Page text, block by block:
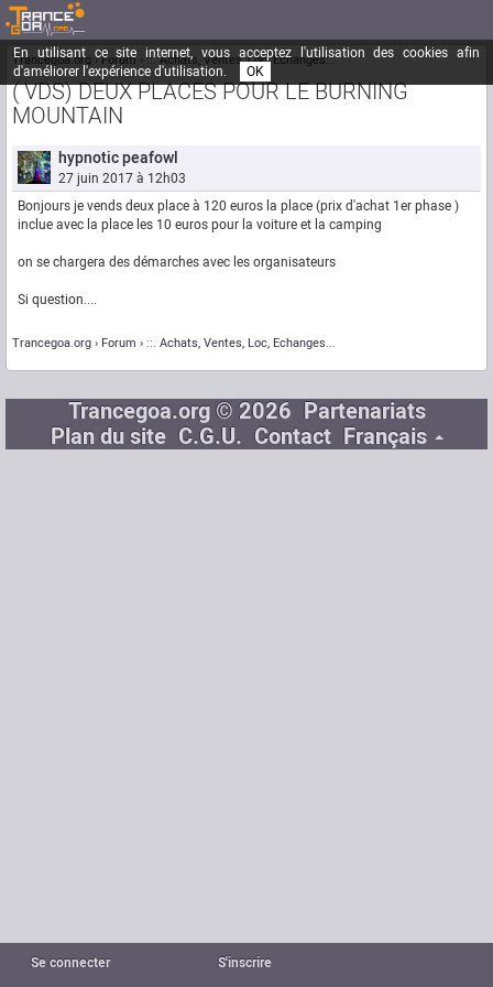
En utilisant ce site internet, vous acceptez l'utilisation des cookies afin
d'améliorer l'expérience d'utilisation.
OK
Se connecter S'inscrire
Trancegoa.org Forum ::. Achats, Ventes, Loc, Echanges...
( VDS) DEUX PLACES POUR LE BURNING
MOUNTAIN
hypnotic peafowl
27 juin 2017 à 12h03
Bonjours je vends deux place à 120 euros la place (prix d'achat 1er phase )
inclue avec la place les 10 euros pour la voiture et la camping
on se chargera des démarches avec les organisateurs
Si question....
Trancegoa.org Forum ::. Achats, Ventes, Loc, Echanges...
Trancegoa.org © 2026 Partenariats
Plan du site C.G.U. Contact Français